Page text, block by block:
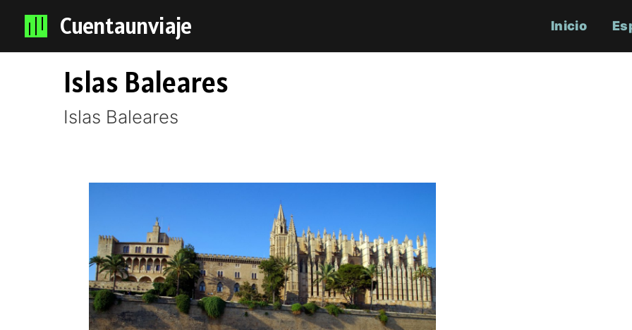
Cuentaunviaje Inicio
Islas Baleares
Islas Baleares